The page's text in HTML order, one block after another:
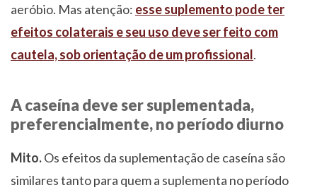
aeróbio. Mas atenção: esse suplemento pode ter
efeitos colaterais e seu uso deve ser feito com
cautela, sob orientação de um profissional.
A caseína deve ser suplementada,
preferencialmente, no período diurno
Mito.Os efeitos da suplementação de caseína são
similares tanto para quem a suplementa no período